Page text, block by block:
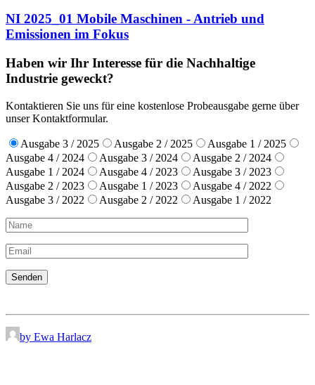
NI 2025_01 Mobile Maschinen - Antrieb und
Emissionen im Fokus
Haben wir Ihr Interesse für die Nachhaltige
Industrie geweckt?
Kontaktieren Sie uns für eine kostenlose Probeausgabe gerne über
unser Kontaktformular.
Ausgabe 3 / 2025 Ausgabe 2 / 2025
Ausgabe 1 / 2025
Ausgabe 4 / 2024
Ausgabe 3 / 2024
Ausgabe 2 / 2024
Ausgabe 1 / 2024
Ausgabe 4 / 2023
Ausgabe 3 / 2023
Ausgabe 2 / 2023
Ausgabe 1 / 2023
Ausgabe 4 / 2022
Ausgabe 3 / 2022
Ausgabe 2 / 2022 Ausgabe 1 / 2022
by Ewa Harlacz